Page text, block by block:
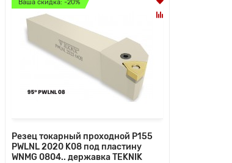
Ваша скидка: -20%
Резец токарный проходной P155
PWLNL 2020 K08 под пластину
WNMG 0804.. державка TEKNIK